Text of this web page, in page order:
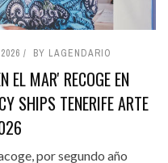
BY LAGENDARIO
EL MAR' RECOGE EN
SHIPS TENERIFE ARTE
por segundo año